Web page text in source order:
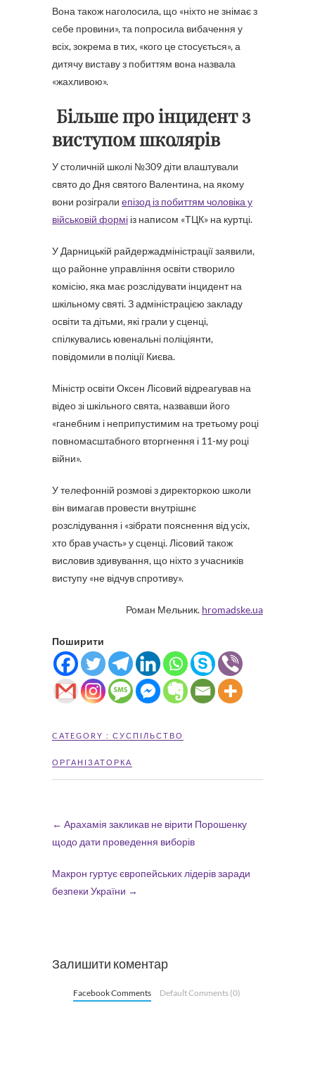
Вона також наголосила, що «ніхто не знімає з
себе провини», та попросила вибачення у
всіх, зокрема в тих, «кого це стосується», а
дитячу виставу з побиттям вона назвала
«жахливою».
Більше про інцидент з
виступом школярів
У столичній школі №309 діти влаштували
свято до Дня святого Валентина, на якому
вони розіграли епізод із побиттям чоловіка у
військовій формі із написом «ТЦК» на куртці.
У Дарницькій райдержадміністрації заявили,
що районне управління освіти створило
комісію, яка має розслідувати інцидент на
шкільному святі. З адміністрацією закладу
освіти та дітьми, які грали у сценці,
спілкувались ювенальні поліціянти,
повідомили в поліції Києва.
Міністр освіти Оксен Лісовий відреагував на
відео зі шкільного свята, назвавши його
«ганебним і неприпустимим на третьому році
повномасштабного вторгнення і 11-му році
війни».
У телефонній розмові з директоркою школи
він вимагав провести внутрішнє
розслідування і «зібрати пояснення від усіх,
хто брав участь» у сценці. Лісовий також
висловив здивування, що ніхто з учасників
виступу «не відчув спротиву».
Роман Мельник. hromadske.ua
Поширити
CATEGORY : СУСПІЛЬСТВО
ОРГАНІЗАТОРКА
← Арахамія закликав не вірити Порошенку
щодо дати проведення виборів
Макрон гуртує європейських лідерів заради
безпеки України →
Залишити коментар
Facebook Comments Default Comments (0)